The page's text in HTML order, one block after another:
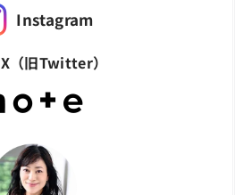
Instagram
X（旧Twitter）